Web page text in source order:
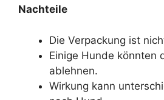
Nachteile
Die Verpackung ist
Einige Hunde könnten
ablehnen.
Wirkung kann